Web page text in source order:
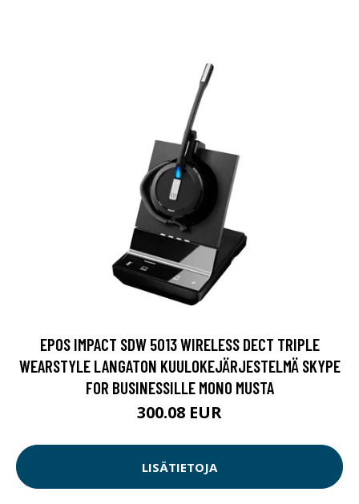
EPOS IMPACT SDW 5013 WIRELESS DECT TRIPLE
WEARSTYLE LANGATON KUULOKEJÄRJESTELMÄ SKYPE
FOR BUSINESSILLE MONO MUSTA
300.08 EUR
LISÄTIETOJA